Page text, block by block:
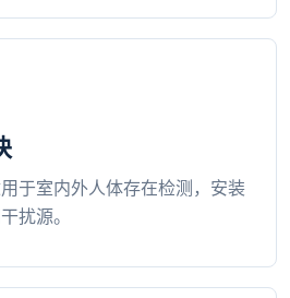
于室内外人体存在检测，安装
扰源。